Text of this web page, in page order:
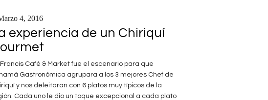
4, 2016
experiencia de un Chiriquí
Francis Café & Market fue el escenario para que
Gastronómica agrupara a los 3 mejores Chef de
y nos deleitaran con 6 platos muy típicos de la
Cada uno le dio un toque excepcional a cada plato